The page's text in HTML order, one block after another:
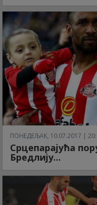
ПОНЕДЕЉАК, 10.07.2017 |
Срцепарајућа
Бредлију...